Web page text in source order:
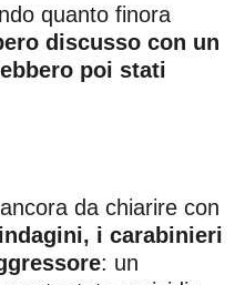
quanto finora
discusso con un
poi stati
da chiarire con
i carabinieri
: un